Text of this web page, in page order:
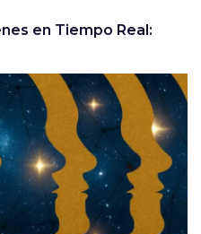
en Tiempo Real: